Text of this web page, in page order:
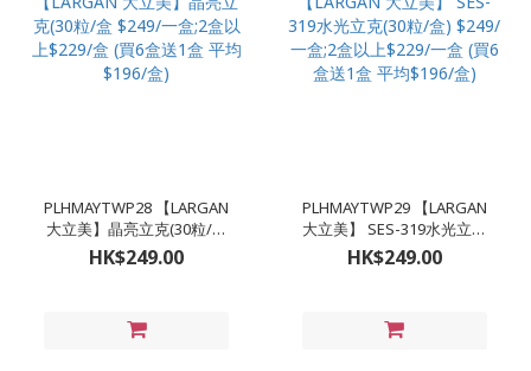
PLHMAYTWP28 【LARGAN
大立美】晶亮立克(30粒/盒
$249/一盒;2盒以上$229/盒
(買6盒送1盒 平均$196/盒)
HK$249.00
PLHMAYTWP29 【LARGAN
大立美】 SES-319水光立克
(30粒/盒) $249/一盒;2盒以
上$229/一盒 (買6盒送1盒 平
HK$249.00